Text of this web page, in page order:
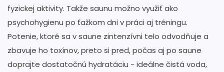
fyzickej aktivity. Takže saunu možno využiť ako
psychohygienu po ťažkom dni v práci aj tréningu.
Potenie, ktoré sa v saune zintenzívni telo odvodňuje a
zbavuje ho toxínov, preto si pred, počas aj po saune
doprajte dostatočnú hydratáciu - ideálne čistá voda,